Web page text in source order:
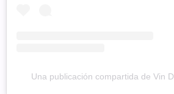
Una publicación compartida de Vin